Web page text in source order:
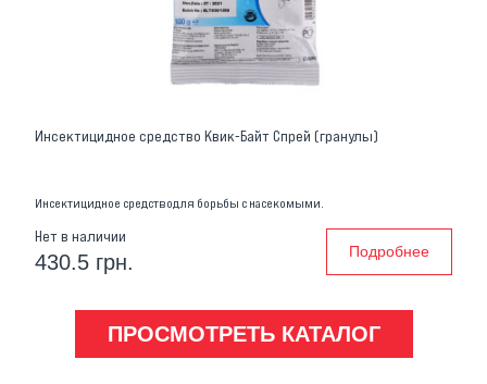
Инсектицидное средство Квик-Байт Спрей (гранулы)
Инсектицидное средстводля борьбы с насекомыми.
Нет в наличии
430.5 грн. Подробнее
ПРОСМОТРЕТЬ КАТАЛОГ